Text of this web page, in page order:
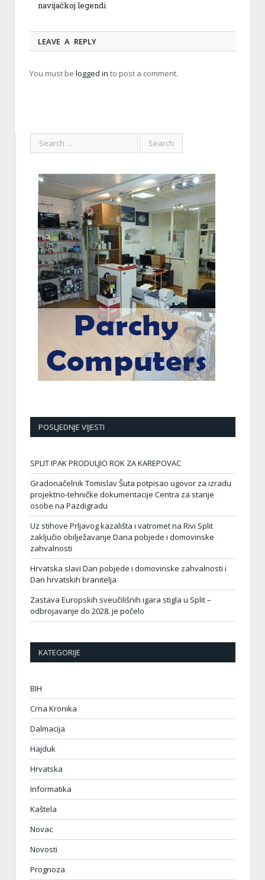
navijačkoj legendi
LEAVE A REPLY
You must be logged in to post a comment.
POSLJEDNJE VIJESTI
SPLIT IPAK PRODULJIO ROK ZA KAREPOVAC
Gradonačelnik Tomislav Šuta potpisao ugovor za izradu
projektno-tehničke dokumentacije Centra za starije
osobe na Pazdigradu
Uz stihove Prljavog kazališta i vatromet na Rivi Split
zaključio obilježavanje Dana pobjede i domovinske
zahvalnosti
Hrvatska slavi Dan pobjede i domovinske zahvalnosti i
Dan hrvatskih branitelja
Zastava Europskih sveučilišnih igara stigla u Split –
odbrojavanje do 2028. je počelo
KATEGORIJE
BIH
Crna Kronika
Dalmacija
Hajduk
Hrvatska
Informatika
Kaštela
Novac
Novosti
Prognoza